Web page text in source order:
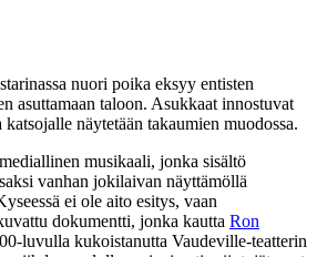
nuori poika eksyy entisten
asuttamaan taloon. Asukkaat innostuvat
näytetään takaumien muodossa.
musikaali, jonka sisältö
vanhan jokilaivan näyttämöllä
ei ole aito esitys, vaan
dokumentti, jonka kautta Ron
kukoistanutta Vaudeville-teatterin